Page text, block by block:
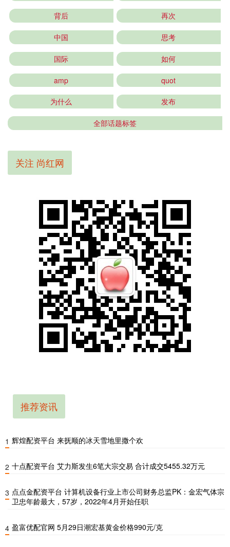
背后 再次
中国 思考
国际 如何
amp quot
为什么 发布
全部话题标签
关注 尚红网
推荐资讯
1 辉煌配资平台 来抚顺的冰天雪地里撒个欢
2 十点配资平台 艾力斯发生6笔大宗交易 合计成交5455.32万元
3 点点金配资平台 计算机设备行业上市公司财务总监PK：金宏气体宗
卫忠年龄最大，57岁，2022年4月开始任职
4 盈富优配官网 5月29日潮宏基黄金价格990元/克